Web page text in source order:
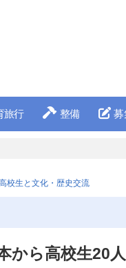
旅行 整備 募
校生と文化・歴史交流
から高校生20